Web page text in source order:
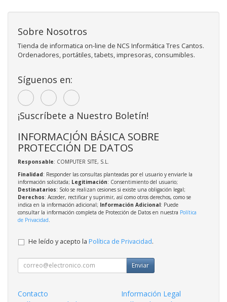
Sobre Nosotros
Tienda de informatica on-line de NCS Informática Tres Cantos.
Ordenadores, portátiles, tabets, impresoras, consumibles.
Síguenos en:
¡Suscríbete a Nuestro Boletín!
INFORMACIÓN BÁSICA SOBRE
PROTECCIÓN DE DATOS
Responsable: COMPUTER SITE, S.L.
Finalidad: Responder las consultas planteadas por el usuario y enviarle la
información solicitada; Legitimación: Consentimiento del usuario;
Destinatarios: Solo se realizan cesiones si existe una obligación legal;
Derechos: Acceder, rectificar y suprimir, así como otros derechos, como se
indica en la información adicional; Información Adicional: Puede
consultar la información completa de Protección de Datos en nuestra Política
de Privacidad
He leído y acepto la Política de Privacidad.
Enviar
Contacto
Información Legal